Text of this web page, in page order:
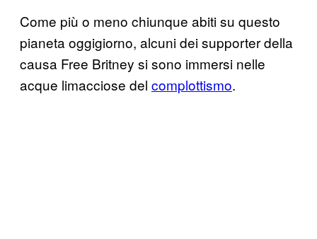
Come più o meno chiunque abiti su questo
pianeta oggigiorno, alcuni dei supporter della
causa Free Britney si sono immersi nelle
acque limacciose del complottismo.